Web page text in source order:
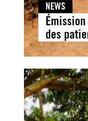
NEWS
des